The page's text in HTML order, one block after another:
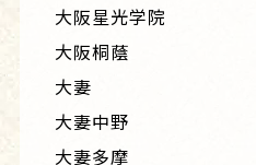
大阪星光学院
大阪桐蔭
大妻
大妻中野
大妻多摩